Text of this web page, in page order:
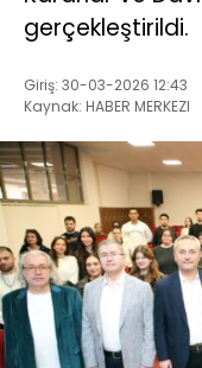
gerçekleştirildi.
Giriş: 30-03-2026 12:43
Kaynak: HABER MERKEZI